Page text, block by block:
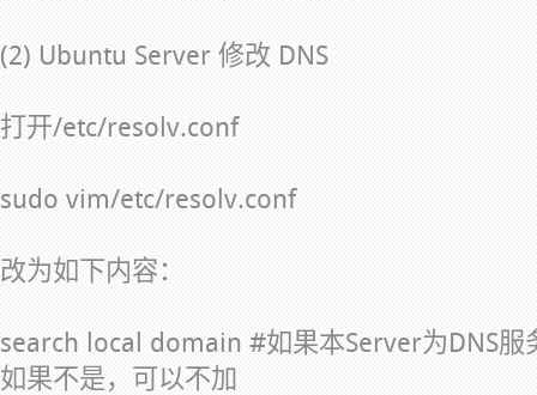
(2) Ubuntu Server 修改 DNS
打开/etc/resolv.conf
sudo vim/etc/resolv.conf
改为如下内容：
search local domain #如果本Server为DNS服
如果不是，可以不加